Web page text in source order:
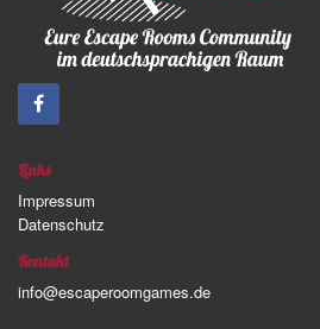
Links
Impressum
Datenschutz
Kontakt
info@escaperoomgames.de